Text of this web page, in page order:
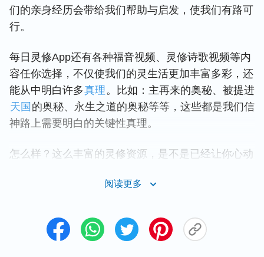
们的亲身经历会带给我们帮助与启发，使我们有路可
行。
每日灵修App还有各种福音视频、灵修诗歌视频等内
容任你选择，不仅使我们的灵生活更加丰富多彩，还
能从中明白许多真理。比如：主再来的奥秘、被提进
天国 的奥秘、永生之道的奥秘等等，这些都是我们信
神路上需要明白的关键性真理。
怎么样？这么丰富的灵修资源，是不是已经让你心动
阅读更多